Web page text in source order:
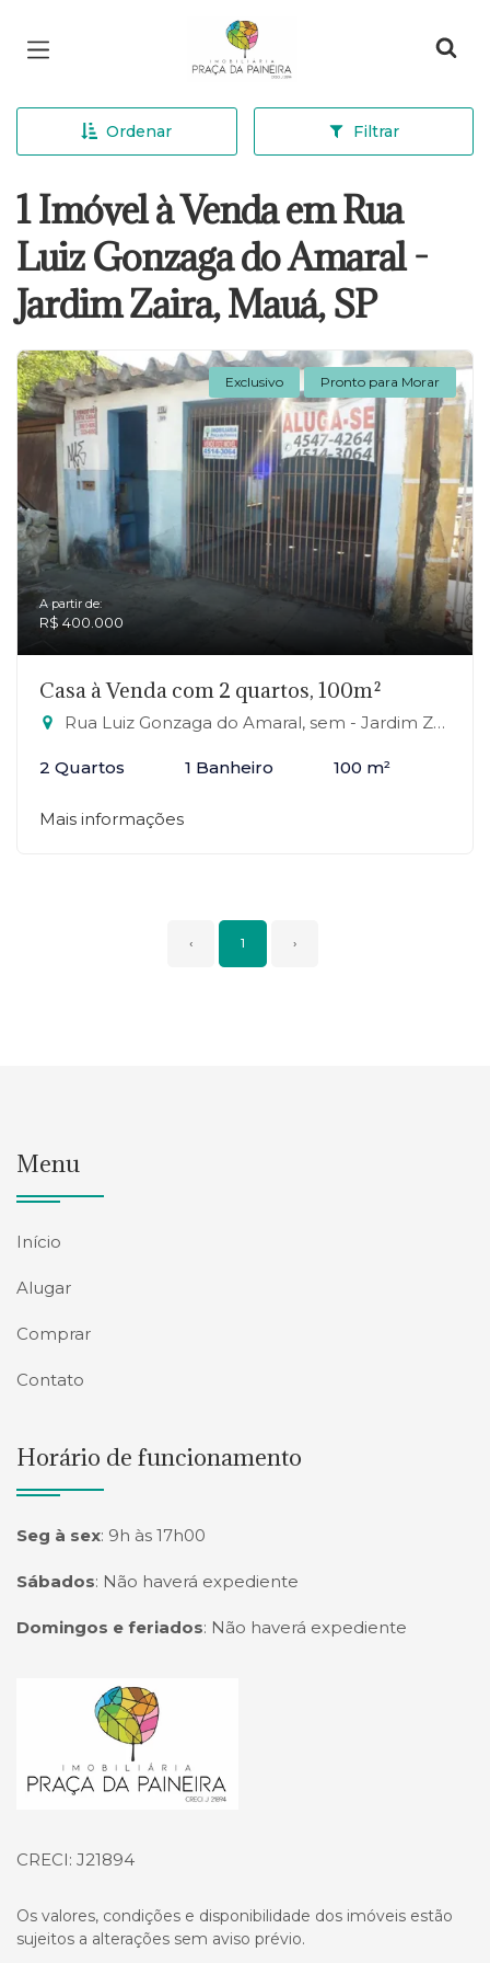
Página inicial
Ordenar Filtrar
1 Imóvel à Venda em Rua
Luiz Gonzaga do Amaral -
Jardim Zaira, Mauá, SP
Exclusivo Pronto para Morar
A partir de:
R$ 400.000
Casa à Venda com 2 quartos, 100m²
Rua Luiz Gonzaga do Amaral, sem - Jardim Zaira, Mauá-SP
2 Quartos 1 Banheiro 100 m²
Mais informações
‹ 1 ›
Menu
Início
Alugar
Comprar
Contato
Horário de funcionamento
Seg à sex: 9h às 17h00
Sábados: Não haverá expediente
Domingos e feriados: Não haverá expediente
Página inicial
CRECI: J21894
Os valores, condições e disponibilidade dos imóveis estão
sujeitos a alterações sem aviso prévio.